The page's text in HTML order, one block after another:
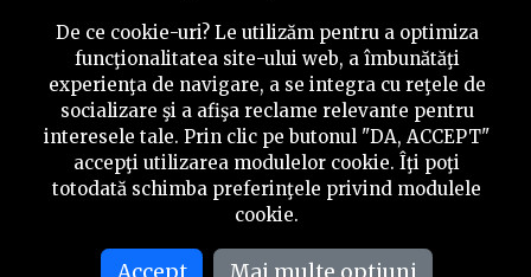
De ce cookie-uri? Le utilizăm pentru a optimiza
funcţionalitatea site-ului web, a îmbunătăţi
experienţa de navigare, a se integra cu reţele de
socializare şi a afişa reclame relevante pentru
interesele tale. Prin clic pe butonul "DA, ACCEPT"
accepţi utilizarea modulelor cookie. Îţi poţi
totodată schimba preferinţele privind modulele
cookie.